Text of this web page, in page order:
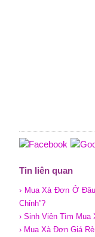
Tin liên quan
› Mua Xà Đơn Ở
Chỉnh”?
› Sinh Viên Tìm
› Mua Xà Đơn Giá